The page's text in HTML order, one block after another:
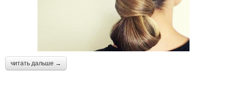
читать дальше →